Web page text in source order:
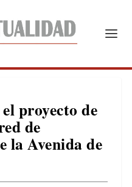
proyecto de
de
la Avenida de